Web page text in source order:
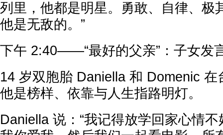
列里，他都是明星。勇敢、自律、极
他是无敌的。”
下午 2:40——“最好的父亲”：子女发
14 岁双胞胎 Daniella 和 Domenic 在
他是榜样、依靠与人生指路明灯。
Daniella 说：“我记得放学回家心情